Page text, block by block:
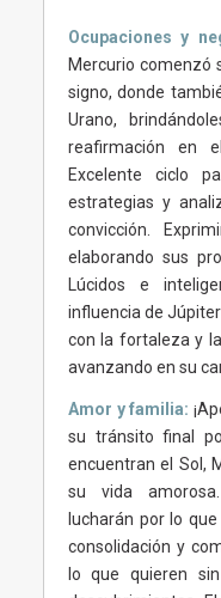
Ocupaciones y
Mercurio comenzó
signo, donde
Urano,
reafirmación en
Excelente ciclo
estrategias y
convicción.
elaborando sus
Lúcidos e
influencia de
con la fortaleza y
avanzando en su
Amor y familia:
su tránsito final
encuentran el Sol,
su vida
lucharán por lo
consolidación y
lo que quieren